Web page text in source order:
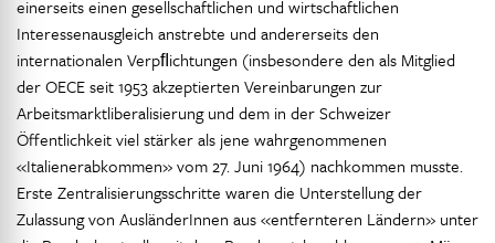
einerseits einen gesellschaftlichen und wirtschaftlichen
Interessenausgleich anstrebte und andererseits den
internationalen Verpﬂichtungen (insbesondere den als Mitglied
der OECE seit 1953 akzeptierten Vereinbarungen zur
Arbeitsmarktliberalisierung und dem in der Schweizer
Öffentlichkeit viel stärker als jene wahrgenommenen
«Italienerabkommen» vom 27. Juni 1964) nachkommen musste.
Erste Zentralisierungsschritte waren die Unterstellung der
Zulassung von AusländerInnen aus «entfernteren Ländern» unter